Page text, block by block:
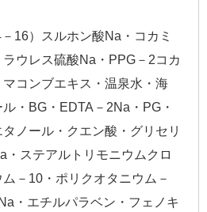
16）スルホン酸Na・コカミ
ラウレス硫酸Na・PPG－2コカ
コンブエキス・温泉水・海
・BG・EDTA－2Na・PG・
ノール・クエン酸・グリセリ
・ステアルトリモニウムクロ
－10・ポリクオタニウム－
・エチルパラベン・フェノキ